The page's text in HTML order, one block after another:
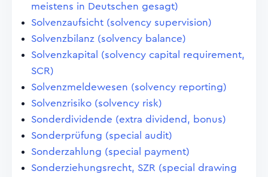
meistens in Deutschen gesagt)
Solvenzaufsicht (solvency supervision)
Solvenzbilanz (solvency balance)
Solvenzkapital (solvency capital requirement,
SCR)
Solvenzmeldewesen (solvency reporting)
Solvenzrisiko (solvency risk)
Sonderdividende (extra dividend, bonus)
Sonderprüfung (special audit)
Sonderzahlung (special payment)
Sonderziehungsrecht, SZR (special drawing